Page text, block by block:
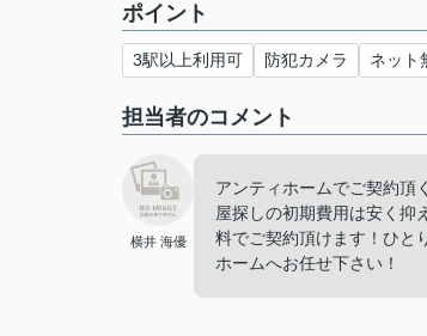
ポイント
3駅以上利用可 防犯カメラ ネット
担当者のコメント
横井 海優
アンティホームでご契約
屋探しの初期費用は安く抑
料でご契約頂けます！ひと
ホームへお任せ下さい！